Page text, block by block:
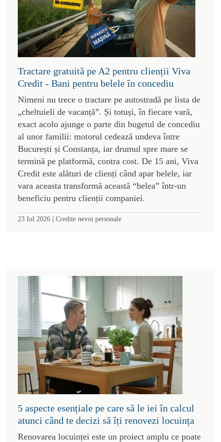
Tractare gratuită pe A2 pentru clienții Viva
Credit - Bani pentru belele în concediu
Nimeni nu trece o tractare pe autostradă pe lista de
„cheltuieli de vacanță”. Și totuși, în fiecare vară,
exact acolo ajunge o parte din bugetul de concediu
al unor familii: motorul cedează undeva între
București și Constanța, iar drumul spre mare se
termină pe platformă, contra cost. De 15 ani, Viva
Credit este alături de clienți când apar belele, iar
vara aceasta transformă această “belea” într-un
beneficiu pentru clienții companiei.
23 Iul 2026 | Credite nevoi personale
5 aspecte esențiale pe care să le iei în calcul
atunci când te decizi să îți renovezi locuința
Renovarea locuinței este un proiect amplu ce poate